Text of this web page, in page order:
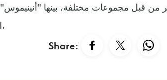
قبل مجموعات مختلفة، بينها
الله ومنظمات أخرى.
Share: